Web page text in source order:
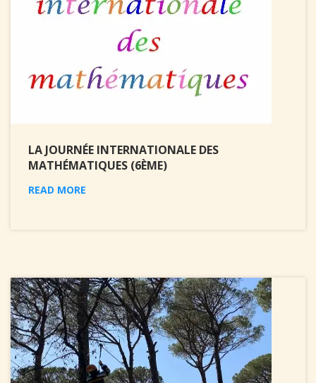
LA JOURNÉE INTERNATIONALE DES
MATHÉMATIQUES (6ÈME)
READ MORE